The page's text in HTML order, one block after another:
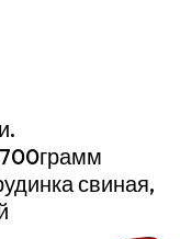
свиная,